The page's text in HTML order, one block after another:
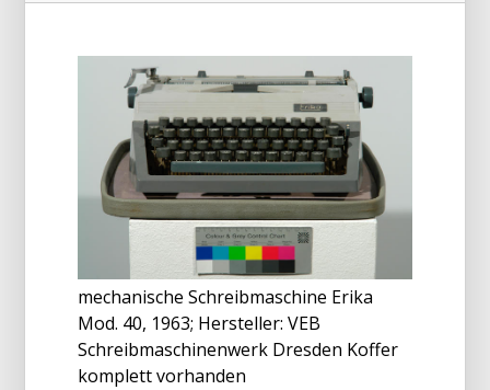
mechanische Schreibmaschine Erika
Mod. 40, 1963; Hersteller: VEB
Schreibmaschinenwerk Dresden Koffer
komplett vorhanden